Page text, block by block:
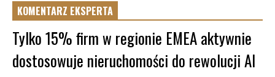
KOMENTARZ EKSPERTA
Tylko 15% firm w regionie EMEA aktywnie
dostosowuje nieruchomości do rewolucji AI